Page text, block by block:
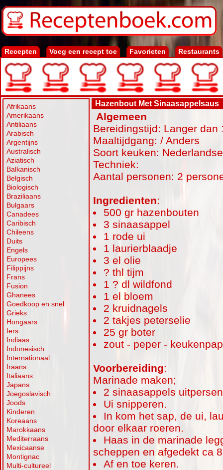
Recepten Voeg een recept toe Favorieten Restaurants
Afrikaans
Amerikaans
Antiliaans
Arabisch
Argentijns
Australisch
Aziatisch
Balkanisch
Belgisch
Biologisch
Braziliaans
Bulgaars
Canadees
Caribisch
Chileens
Duits
Engels
Europees
Filippijns
Frans
Fusion
Ghanees
Goedkoop en snel
Grieks
Hongaars
Iers
Indiaas
Indonesisch
Internationaal
Iraans
Italiaans
Japans
Joegoslavisch
Joods
Kinderen
Koreaans
Marokkaans
Mediterraans
Mexicaanse
Montignac
Multi-cultureel
Hazenbout Met Sinaasappelsaus
Algemeen
Bereidingstijd: Langer dan
Maaltijdgang: / Anders
Soort keuken:
Techniek:
Aantal personen: 2
Ingredienten:
500 gr hazenbouten
3 sinaasappel
1 rode ui
1 laurierblaadje
3 el olie
? thl tijm
1 ? dl wildfond
1 el bloem
2 kruidnagels
2 takjes peterselie
25 gr boter
zout - peper -
Voorbereiding:
Marinade maken;
2 sinaasappels
Ui snipperen.
In kom het sap, de ui,
door elkaar roeren.
Haas in de marinade
scheppen en afgedekt ca
Af en toe keren.